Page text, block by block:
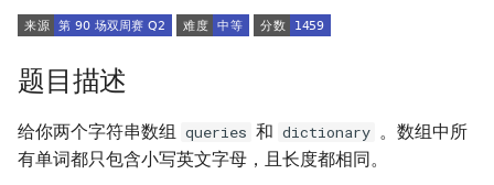
搜
索
擎
方法一：暴力枚举
5. 替换空格
6. 从尾到头打印链表
7. 重建二叉树
9. 用两个栈实现队列
3. 前 n 个数字二进制中 1 的个
数
4. 只出现一次的数字
5. 单词长度的最大乘积
1.3. URL 化
1.4. 回文排列
1.5. 一次编辑
1.6. 字符串压缩
题目描述
给你两个字符串数组 queries 和 dictionary 。数组中所
有单词都只包含小写英文字母，且长度都相同。